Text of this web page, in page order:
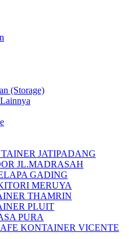
(Storage)
JATIPADANG
JL.MADRASAH
GADING
MERUYA
THAMRIN
PLUIT
PURA
KONTAINER VICENTE